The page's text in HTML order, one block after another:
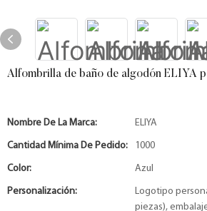
Alfombrilla de baño de algodón ELIYA
Nombre De La Marca: ELIYA
Cantidad Mínima De Pedido: 1000
Color: Azul
Personalización:
Logotipo
piezas),